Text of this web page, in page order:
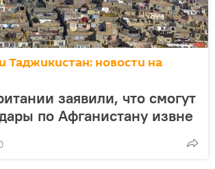
Таджикистан: новости на
заявили, что смогут
по Афганистану извне